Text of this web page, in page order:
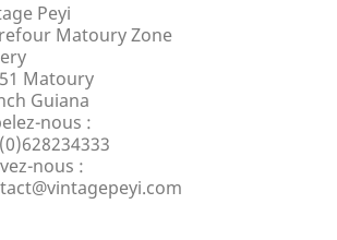
Peyi
Matoury Zone
Matoury
Guiana
nous :
nous :